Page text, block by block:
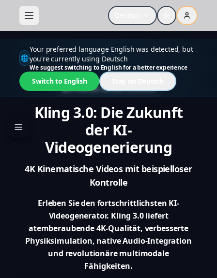
🌐
Your preferred language English was detected, but
you're currently using Deutsch
We suggest switching to English for a better experience
Switch to English
KI-Video der nächsten Generation
Kling 3.0: Die Zukunft
der KI-
Videogenerierung
4K Kinematische Videos mit beispielloser
Kontrolle
Erleben Sie den fortschrittlichsten KI-
Videogenerator. Kling 3.0 liefert
atemberaubende 4K-Qualität, verbesserte
Physiksimulation, native Audio-Integration
und revolutionäre multimodale
Fähigkeiten.